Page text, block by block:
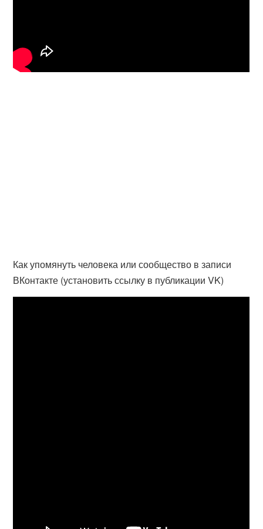
Как упомянуть человека или сообщество в записи
ВКонтакте (установить ссылку в публикации VK)